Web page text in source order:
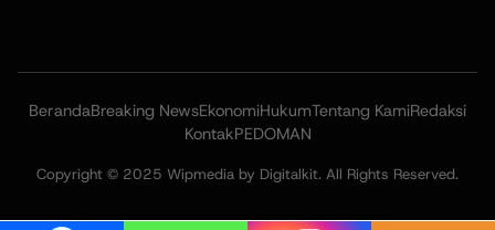
BerandaBreaking NewsEkonomiHukumTentang KamiRedaksi
KontakPEDOMAN
Copyright © 2025 Wipmedia by Digitalkit. All Rights Reserved.